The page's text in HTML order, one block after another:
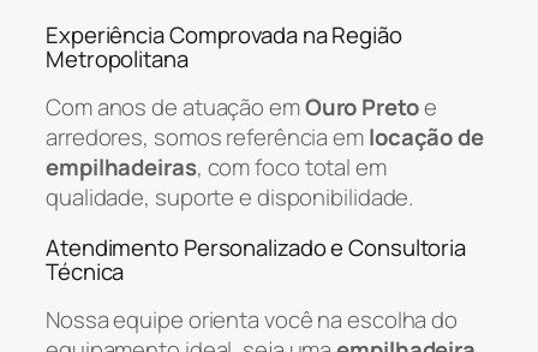
Experiência Comprovada na Região
Metropolitana
Com anos de atuação emOuro Pretoe
arredores, somos referência emlocação de
empilhadeiras, com foco total em
qualidade, suporte e disponibilidade.
Atendimento Personalizado e Consultoria
Técnica
Nossa equipe orienta você na escolha do